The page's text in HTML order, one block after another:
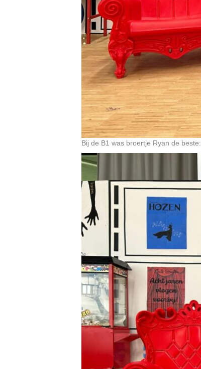
Bij de B1 was broertje Ryan de beste: